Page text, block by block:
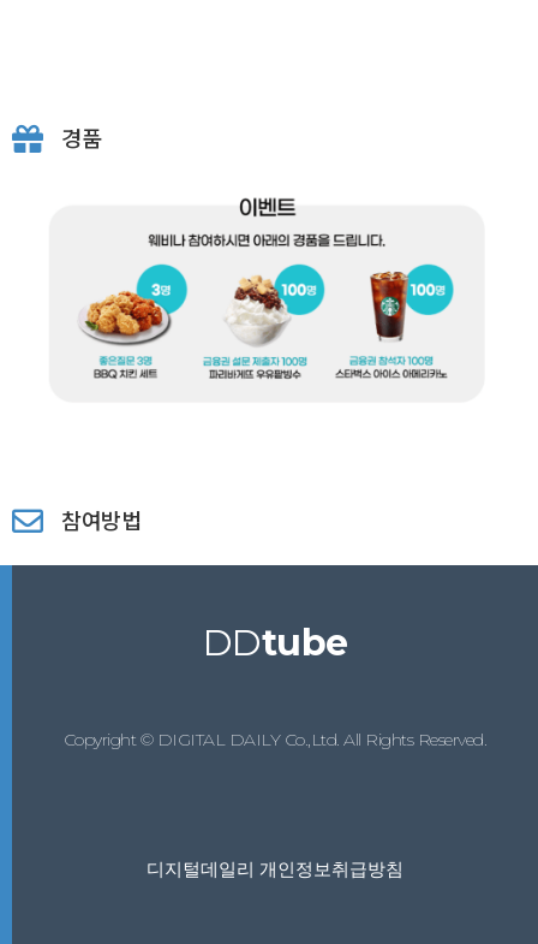
경품
참여방법
DDtube
Copyright © DIGITAL DAILY Co.,Ltd. All Rights Reserved.
디지털데일리 개인정보취급방침